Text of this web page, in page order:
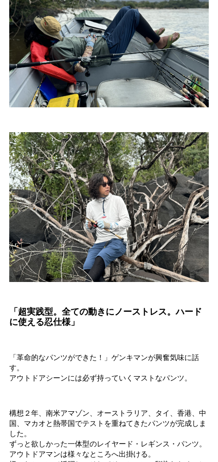
「超実践型。全ての動きにノーストレス。ハード
に使える忍仕様」
「革命的なパンツができた！」ゲンキマンが興奮気味に話
す。
アウトドアシーンには必ず持っていくマストなパンツ。
構想２年、南米アマゾン、オーストラリア、タイ、香港、中
国、マカオと熱帯国でテストを重ねてきたパンツが完成しま
した。
ずっと欲しかった一体型のレイヤード・レギンス・パンツ。
アウトドアマンは様々なところへ出掛ける。